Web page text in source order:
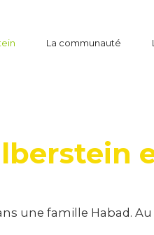
La communauté
une famille Habad.